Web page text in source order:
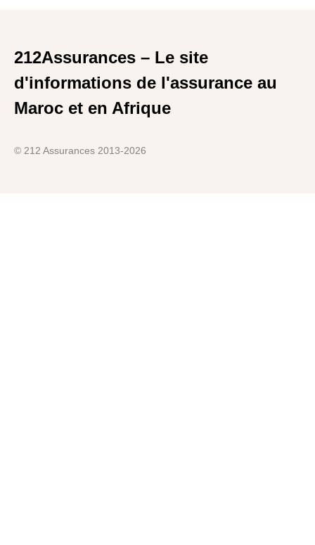
212Assurances – Le site
d'informations de l'assurance au
Maroc et en Afrique
© 212 Assurances 2013-2026